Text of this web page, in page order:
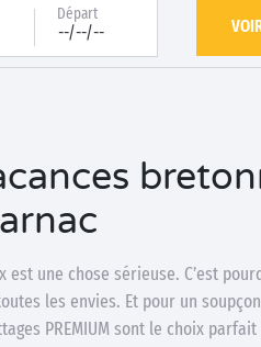
Départ
--/--/--
une chose sérieuse. C’est
les envies. Et pour un
PREMIUM sont le choix parfait